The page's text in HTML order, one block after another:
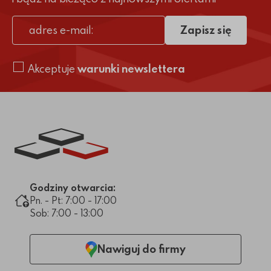
adres e-mail
Akceptuje warunki newslettera
Zapisz się
Link do strony głównej
Godziny otwarcia:
Pn. - Pt: 7:00 - 17:00
Sob: 7:00 - 13:00
Nawiguj do firmy